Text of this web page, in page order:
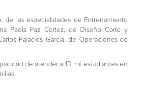
de las especialidades de Entrenamiento
Paola Paz Cortez, de Diseño Corte y
Palacios García, de Operaciones de
de atender a 13 mil estudiantes en